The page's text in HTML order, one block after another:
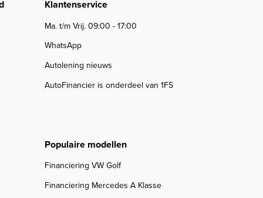
Klantenservice
Ma. t/m Vrij. 09:00 - 17:00
WhatsApp
Autolening nieuws
AutoFinancier is onderdeel van 1FS
Populaire modellen
Financiering VW Golf
Financiering Mercedes A Klasse